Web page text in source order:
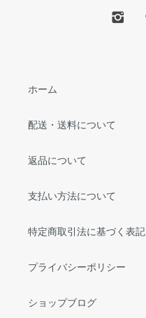
ホーム
配送・送料について
返品について
支払い方法について
特定商取引法に基づく表記
プライバシーポリシー
ショップブログ